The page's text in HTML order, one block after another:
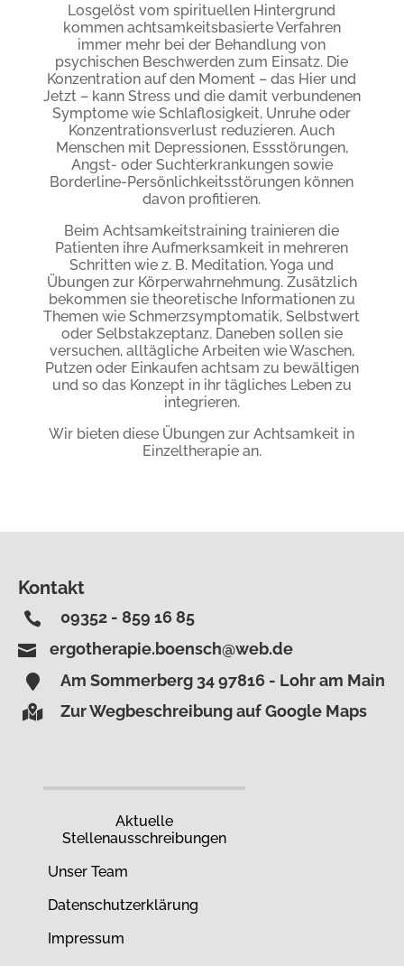
Losgelöst vom spirituellen Hintergrund
kommen achtsamkeitsbasierte Verfahren
immer mehr bei der Behandlung von
psychischen Beschwerden zum Einsatz. Die
Konzentration auf den Moment – das Hier und
Jetzt – kann Stress und die damit verbundenen
Symptome wie Schlaflosigkeit, Unruhe oder
Konzentrationsverlust reduzieren. Auch
Menschen mit Depressionen, Essstörungen,
Angst- oder Suchterkrankungen sowie
Borderline-Persönlichkeitsstörungen können
davon profitieren.
Beim Achtsamkeitstraining trainieren die
Patienten ihre Aufmerksamkeit in mehreren
Schritten wie z. B. Meditation, Yoga und
Übungen zur Körperwahrnehmung. Zusätzlich
bekommen sie theoretische Informationen zu
Themen wie Schmerzsymptomatik, Selbstwert
oder Selbstakzeptanz. Daneben sollen sie
versuchen, alltägliche Arbeiten wie Waschen,
Putzen oder Einkaufen achtsam zu bewältigen
und so das Konzept in ihr tägliches Leben zu
integrieren.
Wir bieten diese Übungen zur Achtsamkeit in
Einzeltherapie an.
Kontakt
 09352 - 859 16 85

ergotherapie.boensch@web.de

Am Sommerberg 34 97816 - Lohr am Main

Zur Wegbeschreibung auf Google Maps
Aktuelle
Stellenausschreibungen
Unser Team
Datenschutz­erklärung
Impressum